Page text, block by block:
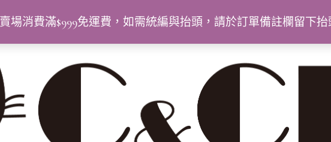
賣場消費滿$999免運費，如需統編與抬頭，請於訂單備註欄留下